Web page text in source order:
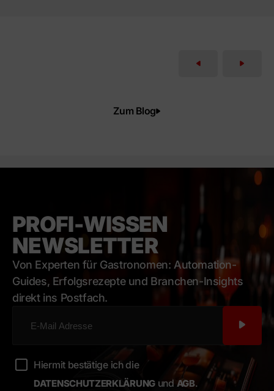
Zum Blog
PROFI-WISSEN
NEWSLETTER
Von Experten für Gastronomen: Automation-
Guides, Erfolgsrezepte und Branchen-Insights
direkt ins Postfach.
Bestätigt
Hiermit bestätige ich die
DATENSCHUTZERKLÄRUNG und AGB.